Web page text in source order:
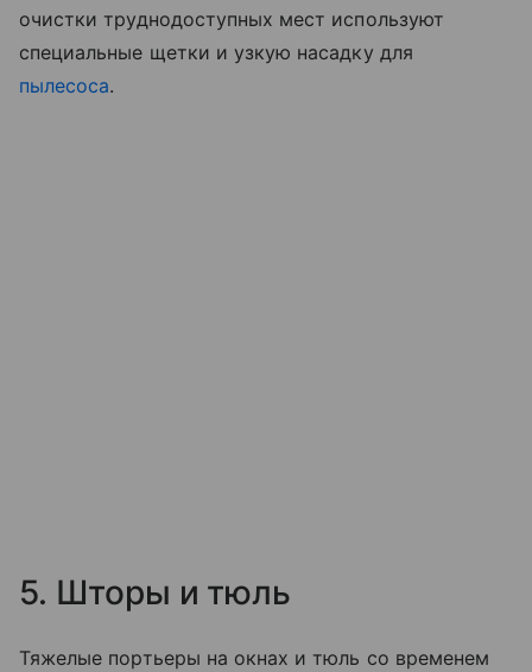
очистки труднодоступных мест используют
специальные щетки и узкую насадку для
пылесоса.
5. Шторы и тюль
Тяжелые портьеры на окнах и тюль со временем